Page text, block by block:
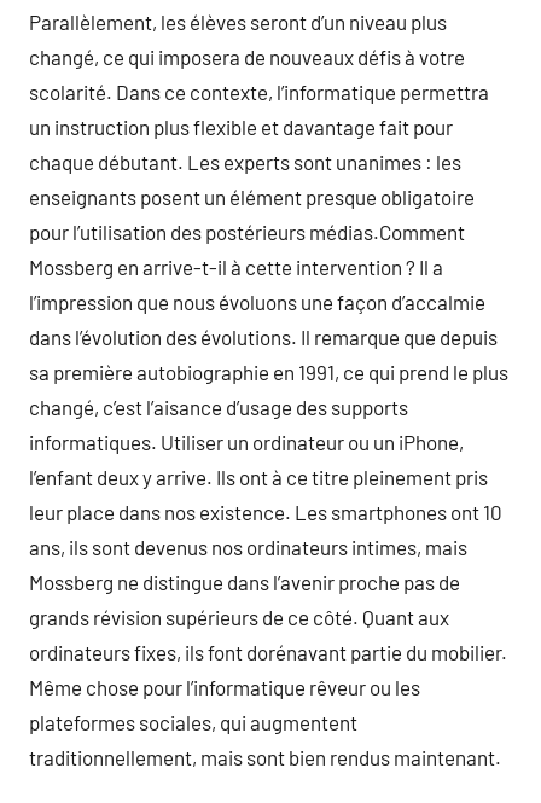
Parallèlement, les élèves seront d’un niveau plus
changé, ce qui imposera de nouveaux défis à votre
scolarité. Dans ce contexte, l’informatique permettra
un instruction plus flexible et davantage fait pour
chaque débutant. Les experts sont unanimes : les
enseignants posent un élément presque obligatoire
pour l’utilisation des postérieurs médias.Comment
Mossberg en arrive-t-il à cette intervention ? Il a
l’impression que nous évoluons une façon d’accalmie
dans l’évolution des évolutions. Il remarque que depuis
sa première autobiographie en 1991, ce qui prend le plus
changé, c’est l’aisance d’usage des supports
informatiques. Utiliser un ordinateur ou un iPhone,
l’enfant deux y arrive. Ils ont à ce titre pleinement pris
leur place dans nos existence. Les smartphones ont 10
ans, ils sont devenus nos ordinateurs intimes, mais
Mossberg ne distingue dans l’avenir proche pas de
grands révision supérieurs de ce côté. Quant aux
ordinateurs fixes, ils font dorénavant partie du mobilier.
Même chose pour l’informatique rêveur ou les
plateformes sociales, qui augmentent
traditionnellement, mais sont bien rendus maintenant.